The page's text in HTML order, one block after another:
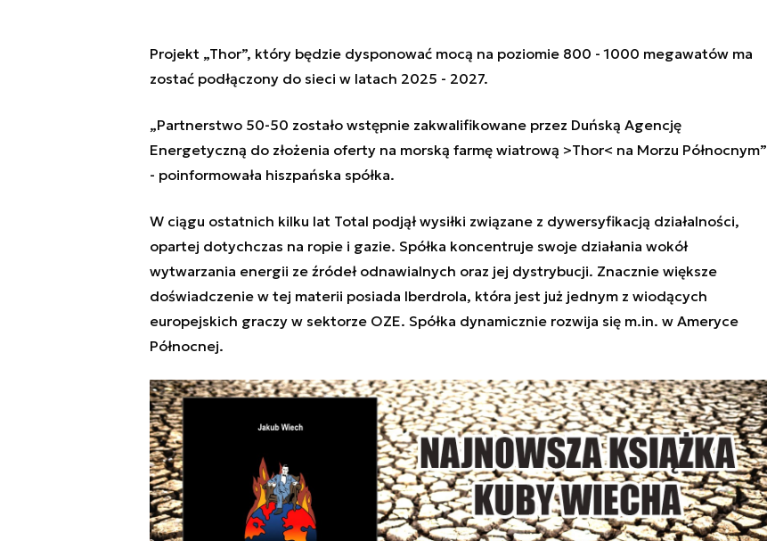
Projekt „Thor”, który będzie dysponować mocą na poziomie 800 - 1000 megawatów ma
zostać podłączony do sieci w latach 2025 - 2027.
„Partnerstwo 50-50 zostało wstępnie zakwalifikowane przez Duńską Agencję
Energetyczną do złożenia oferty na morską farmę wiatrową >Thor< na Morzu Północnym”
- poinformowała hiszpańska spółka.
W ciągu ostatnich kilku lat Total podjął wysiłki związane z dywersyfikacją działalności,
opartej dotychczas na ropie i gazie. Spółka koncentruje swoje działania wokół
wytwarzania energii ze źródeł odnawialnych oraz jej dystrybucji. Znacznie większe
doświadczenie w tej materii posiada Iberdrola, która jest już jednym z wiodących
europejskich graczy w sektorze OZE. Spółka dynamicznie rozwija się m.in. w Ameryce
Północnej.